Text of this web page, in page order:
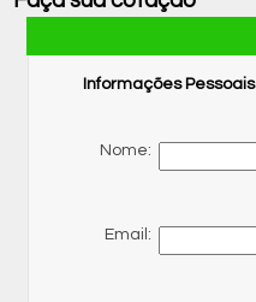
Informações Pessoais
Nome:
Email: